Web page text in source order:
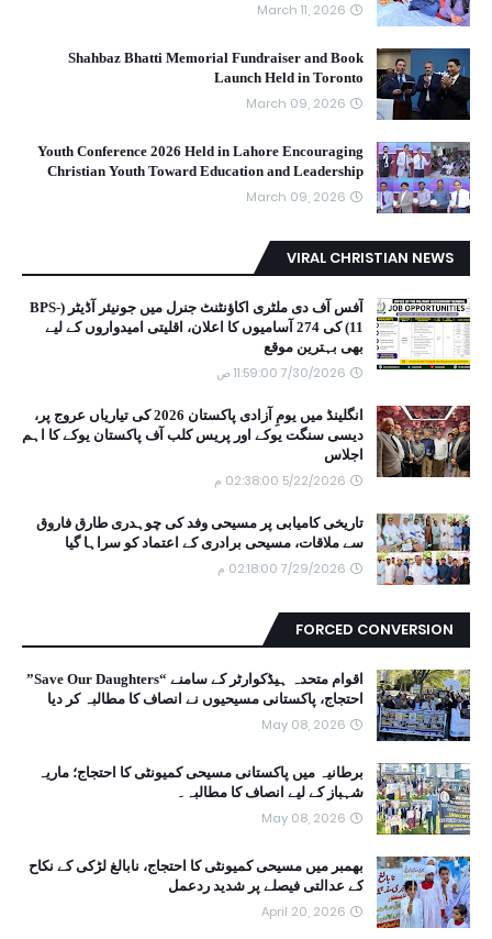
March 11, 2026
Shahbaz Bhatti Memorial Fundraiser and Book
Launch Held in Toronto
March 09, 2026
Youth Conference 2026 Held in Lahore Encouraging
Christian Youth Toward Education and Leadership
March 09, 2026
VIRAL CHRISTIAN NEWS
آفس آف دی ملٹری اکاؤنٹنٹ جنرل میں جونیئر آڈیٹر (BPS-
11) کی 274 آسامیوں کا اعلان، اقلیتی امیدواروں کے لیے
بھی بہترین موقع
7/30/2026 11:59:00 ص
انگلینڈ میں یومِ آزادی پاکستان 2026 کی تیاریاں عروج پر،
دیسی سنگت یوکے اور پریس کلب آف پاکستان یوکے کا اہم
اجلاس
5/22/2026 02:38:00 م
تاریخی کامیابی پر مسیحی وفد کی چوہدری طارق فاروق
سے ملاقات، مسیحی برادری کے اعتماد کو سراہا گیا
7/29/2026 02:18:00 م
FORCED CONVERSION
اقوام متحدہ ہیڈکوارٹر کے سامنے “Save Our Daughters”
احتجاج، پاکستانی مسیحیوں نے انصاف کا مطالبہ کر دیا
May 08, 2026
برطانیہ میں پاکستانی مسیحی کمیونٹی کا احتجاج؛ ماریہ
شہباز کے لیے انصاف کا مطالبہ۔
May 08, 2026
بھمبر میں مسیحی کمیونٹی کا احتجاج، نابالغ لڑکی کے نکاح
کے عدالتی فیصلے پر شدید ردعمل
April 20, 2026